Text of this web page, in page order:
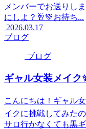
メンバーでお送りし
にしよ？🥂💚お待ち...
2026.03.17
ブログ
ブログ
ギャル女装メイク
こんにちは！ギャル
イクに挑戦してみた
サロ行かなくても黒